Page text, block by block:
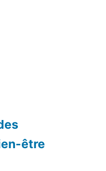
être